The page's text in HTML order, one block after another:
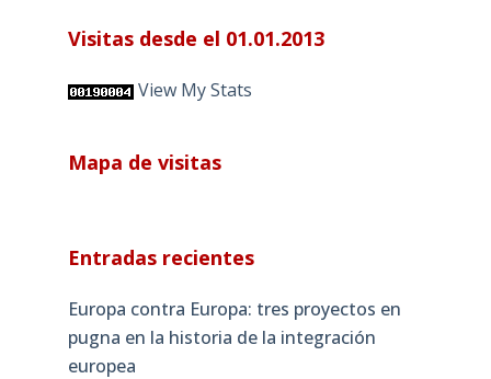
Visitas desde el 01.01.2013
View My Stats
Mapa de visitas
Entradas recientes
Europa contra Europa: tres proyectos en
pugna en la historia de la integración
europea